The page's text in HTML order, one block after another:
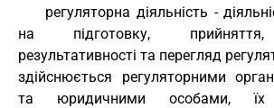
регуляторна діяльність -
на підготовку, прийняття,
результативності та перегляд
здійснюється регуляторними
та юридичними особами, їх